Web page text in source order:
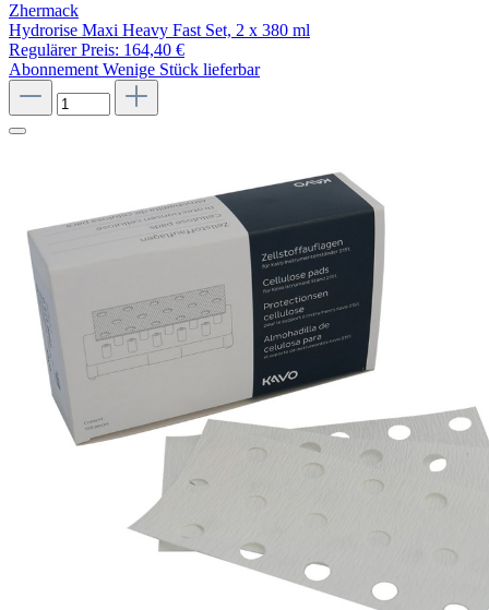
Zhermack
Hydrorise Maxi Heavy Fast Set, 2 x 380 ml
Regulärer Preis: 164,40 €
Abonnement Wenige Stück lieferbar